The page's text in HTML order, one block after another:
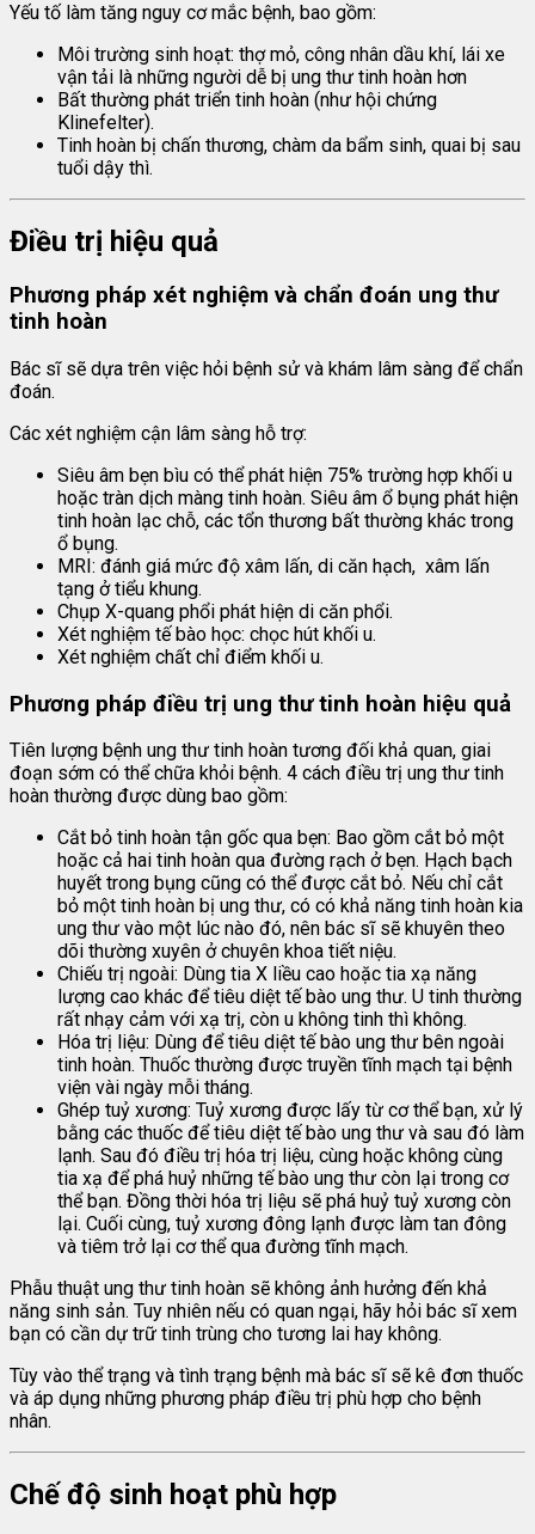
Yếu tố làm tăng nguy cơ mắc bệnh, bao gồm:
Môi trường sinh hoạt: thợ mỏ, công nhân dầu khí, lái xe
vận tải là những người dễ bị ung thư tinh hoàn hơn
Bất thường phát triển tinh hoàn (như hội chứng
Klinefelter).
Tinh hoàn bị chấn thương, chàm da bẩm sinh, quai bị sau
tuổi dậy thì.
Điều trị hiệu quả
Phương pháp xét nghiệm và chẩn đoán ung thư
tinh hoàn
Bác sĩ sẽ dựa trên việc hỏi bệnh sử và khám lâm sàng để chẩn
đoán.
Các xét nghiệm cận lâm sàng hỗ trợ:
Siêu âm bẹn bìu có thể phát hiện 75% trường hợp khối u
hoặc tràn dịch màng tinh hoàn. Siêu âm ổ bụng phát hiện
tinh hoàn lạc chỗ, các tổn thương bất thường khác trong
ổ bụng.
MRI: đánh giá mức độ xâm lấn, di căn hạch, xâm lấn
tạng ở tiểu khung.
Chụp X-quang phổi phát hiện di căn phổi.
Xét nghiệm tế bào học: chọc hút khối u.
Xét nghiệm chất chỉ điểm khối u.
Phương pháp điều trị ung thư tinh hoàn hiệu quả
Tiên lượng bệnh ung thư tinh hoàn tương đối khả quan, giai
đoạn sớm có thể chữa khỏi bệnh. 4 cách điều trị ung thư tinh
hoàn thường được dùng bao gồm:
Cắt bỏ tinh hoàn tận gốc qua bẹn: Bao gồm cắt bỏ một
hoặc cả hai tinh hoàn qua đường rạch ở bẹn. Hạch bạch
huyết trong bụng cũng có thể được cắt bỏ. Nếu chỉ cắt
bỏ một tinh hoàn bị ung thư, có có khả năng tinh hoàn kia
ung thư vào một lúc nào đó, nên bác sĩ sẽ khuyên theo
dõi thường xuyên ở chuyên khoa tiết niệu.
Chiếu trị ngoài: Dùng tia X liều cao hoặc tia xạ năng
lượng cao khác để tiêu diệt tế bào ung thư. U tinh thường
rất nhạy cảm với xạ trị, còn u không tinh thì không.
Hóa trị liệu: Dùng để tiêu diệt tế bào ung thư bên ngoài
tinh hoàn. Thuốc thường được truyền tĩnh mạch tại bệnh
viện vài ngày mỗi tháng.
Ghép tuỷ xương: Tuỷ xương được lấy từ cơ thể bạn, xử lý
bằng các thuốc để tiêu diệt tế bào ung thư và sau đó làm
lạnh. Sau đó điều trị hóa trị liệu, cùng hoặc không cùng
tia xạ để phá huỷ những tế bào ung thư còn lại trong cơ
thể bạn. Đồng thời hóa trị liệu sẽ phá huỷ tuỷ xương còn
lại. Cuối cùng, tuỷ xương đông lạnh được làm tan đông
và tiêm trở lại cơ thể qua đường tĩnh mạch.
Phẫu thuật ung thư tinh hoàn sẽ không ảnh hưởng đến khả
năng sinh sản. Tuy nhiên nếu có quan ngại, hãy hỏi bác sĩ xem
bạn có cần dự trữ tinh trùng cho tương lai hay không.
Tùy vào thể trạng và tình trạng bệnh mà bác sĩ sẽ kê đơn thuốc
và áp dụng những phương pháp điều trị phù hợp cho bệnh
nhân.
Chế độ sinh hoạt phù hợp